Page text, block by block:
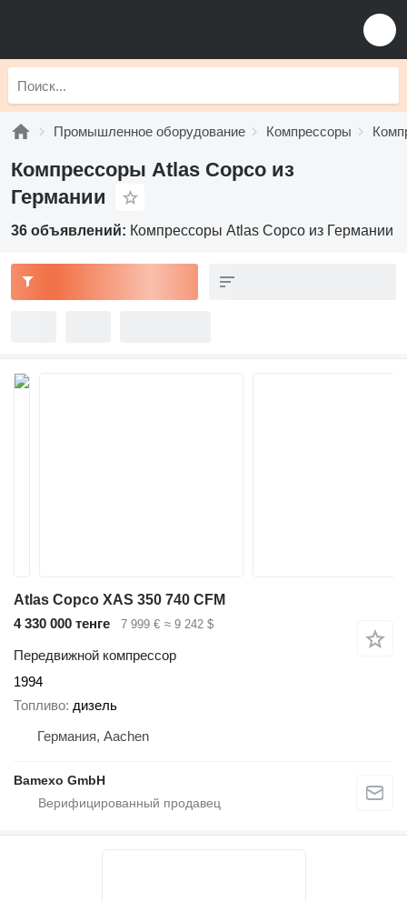
Промышленное оборудование Компрессоры
Компрессоры Atlas Copco из
Германии
36 объявлений: Компрессоры Atlas Copco из Германии
Atlas Copco XAS 350 740 CFM
4 330 000 тенге
7 999 € ≈ 9 242 $
Передвижной компрессор
1994
Топливо дизель
Германия, Aachen
Bamexo GmbH